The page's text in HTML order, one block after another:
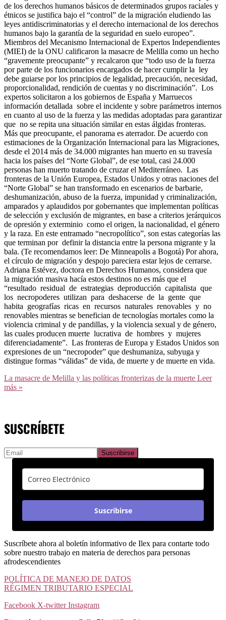
de los derechos humanos básicos de determinados grupos raciales y
étnicos se justifica bajo el “control” de la migración eludiendo las
leyes antidiscriminatorias y el derecho internacional de los derechos
humanos bajo la garantía de la seguridad en suelo europeo”.
Miembros del Mecanismo Internacional de Expertos Independientes
(MIEI) de la ONU calificaron la masacre de Melilla como un hecho
“gravemente preocupante” y recalcaron que “todo uso de la fuerza
por parte de los funcionarios encargados de hacer cumplir la ley
debe guiarse por los principios de legalidad, precaución, necesidad,
proporcionalidad, rendición de cuentas y no discriminación”. Los
expertos solicitaron a los gobiernos de España y Marruecos
información detallada sobre el incidente y sobre parámetros internos
en cuanto al uso de la fuerza y las medidas adoptadas para garantizar
que no se repita una situación similar en estas álgidas fronteras.
Más que preocupante, el panorama es aterrador. De acuerdo con
estimaciones de la Organización Internacional para las Migraciones,
desde el 2014 más de 34.000 migrantes han muerto en su travesía
hacia los países del “Norte Global”, de ese total, casi 24.000
personas han muerto tratando de cruzar el Mediterráneo. Las
fronteras de la Unión Europea, Estados Unidos y otras naciones del
“Norte Global” se han transformado en escenarios de barbarie,
deshumanización, abuso de la fuerza, impunidad y criminalización,
amparados y aplaudidos por gobernantes que implementan políticas
de selección y exclusión de migrantes, en base a criterios jerárquicos
de opresión y exterminio como el origen, la nacionalidad, el género
y la raza. En este entramado “necropolítico”, son estas categorías las
que terminan por definir la distancia entre la persona migrante y la
bala. (Te recomendamos leer: De Minneapolis a Bogotá) Por ahora,
el círculo de migración y despojo pareciera estar lejos de cerrarse.
Adriana Estévez, ​​doctora en Derechos Humanos, considera que
la migración masiva hacía estos destinos no es más que el
“resultado residual de estrategias deproducción capitalista que
los necropoderes utilizan para deshacerse de la gente que
habita geografías ricas en recursos naturales renovables y no
renovables mientras se benefician de tecnologías mortales como la
violencia criminal y de pandillas, y la violencia sexual y de género,
las cuales producen muerte lucrativa de hombres y mujeres
diferenciadamente”. Las fronteras de Europa y Estados Unidos son
expresiones de un “necropoder” que deshumaniza, subyuga y
distingue formas “válidas” de vida, de muerte y de muerte en vida.
La masacre de Melilla y las políticas fronterizas de la muerte Leer
más »
SUSCRÍBETE
Suscribirse
Suscríbete ahora al boletín informativo de Ilex para contarte todo
sobre nuestro trabajo en materia de derechos para personas
afrodescendientes
POLÍTICA DE MANEJO DE DATOS
RÉGIMEN TRIBUTARIO ESPECIAL
Facebook X-twitter Instagram